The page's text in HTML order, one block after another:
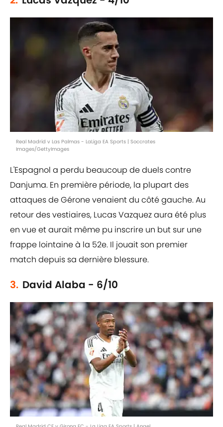
Real Madrid v Las Palmas - LaLiga EA Sports | Soccrates
Images/GettyImages
L'Espagnol a perdu beaucoup de duels contre
Danjuma. En première période, la plupart des
attaques de Gérone venaient du côté gauche. Au
retour des vestiaires, Lucas Vazquez aura été plus
en vue et aurait même pu inscrire un but sur une
frappe lointaine à la 52e. Il jouait son premier
match depuis sa dernière blessure.
3. David Alaba - 6/10